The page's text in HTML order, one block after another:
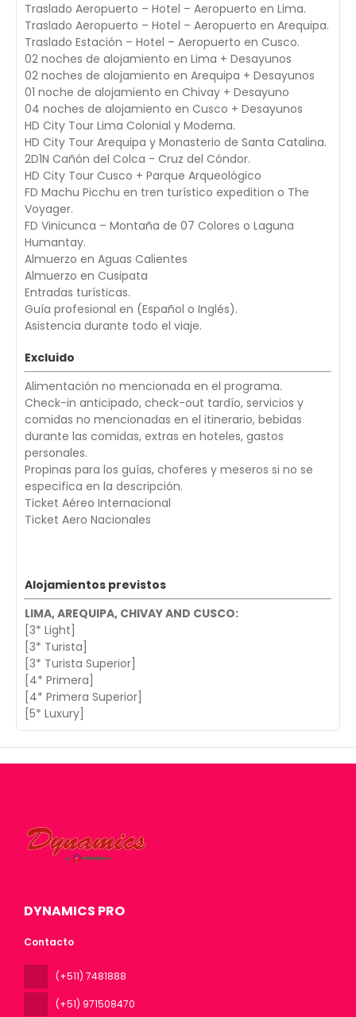
Traslado Aeropuerto – Hotel – Aeropuerto en Lima.
Traslado Aeropuerto – Hotel – Aeropuerto en Arequipa.
Traslado Estación – Hotel – Aeropuerto en Cusco.
02 noches de alojamiento en Lima + Desayunos
02 noches de alojamiento en Arequipa + Desayunos
01 noche de alojamiento en Chivay + Desayuno
04 noches de alojamiento en Cusco + Desayunos
HD City Tour Lima Colonial y Moderna.
HD City Tour Arequipa y Monasterio de Santa Catalina.
2D1N Cañón del Colca - Cruz del Cóndor.
HD City Tour Cusco + Parque Arqueológico
FD Machu Picchu en tren turístico expedition o The
Voyager.
FD Vinicunca – Montaña de 07 Colores o Laguna
Humantay.
Almuerzo en Aguas Calientes
Almuerzo en Cusipata
Entradas turísticas.
Guía profesional en (Español o Inglés).
Asistencia durante todo el viaje.
Excluido
Alimentación no mencionada en el programa.
Check-in anticipado, check-out tardío, servicios y
comidas no mencionadas en el itinerario, bebidas
durante las comidas, extras en hoteles, gastos
personales.
Propinas para los guías, choferes y meseros si no se
especifica en la descripción.
Ticket Aéreo Internacional
Ticket Aero Nacionales
Alojamientos previstos
LIMA, AREQUIPA, CHIVAY AND CUSCO:
[3* Light]
[3* Turista]
[3* Turista Superior]
[4* Primera]
[4* Primera Superior]
[5* Luxury]
DYNAMICS PRO
Contacto
(+511) 7481888
(+51) 971508470